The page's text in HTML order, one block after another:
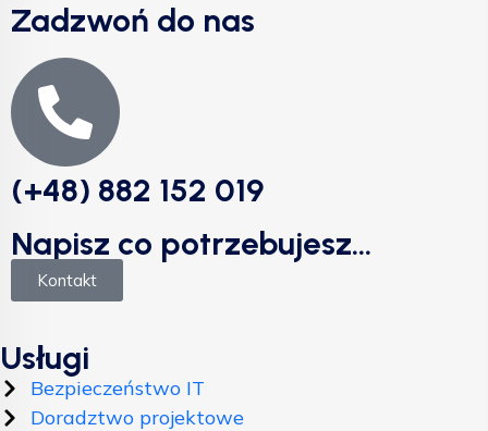
Zadzwoń do nas
(+48) 882 152 019
Napisz co potrzebujesz...
Kontakt
Usługi
Bezpieczeństwo IT
Doradztwo projektowe